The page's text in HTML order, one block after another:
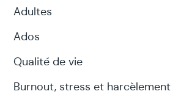
Adultes
Ados
Qualité de vie
Burnout, stress et harcèlement